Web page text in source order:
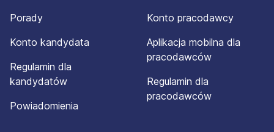
Porady
Konto kandydata
Regulamin dla
kandydatów
Powiadomienia
Konto pracodawcy
Aplikacja mobilna dla
pracodawców
Regulamin dla
pracodawców